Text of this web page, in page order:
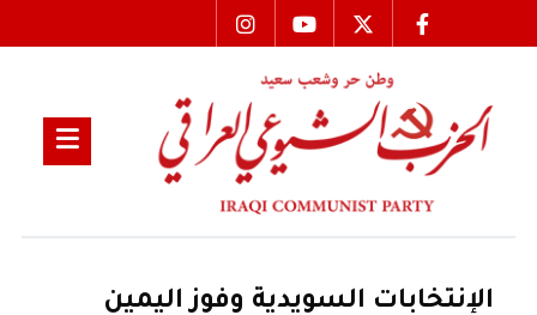
الإنتخابات السويدية وفوز اليمين